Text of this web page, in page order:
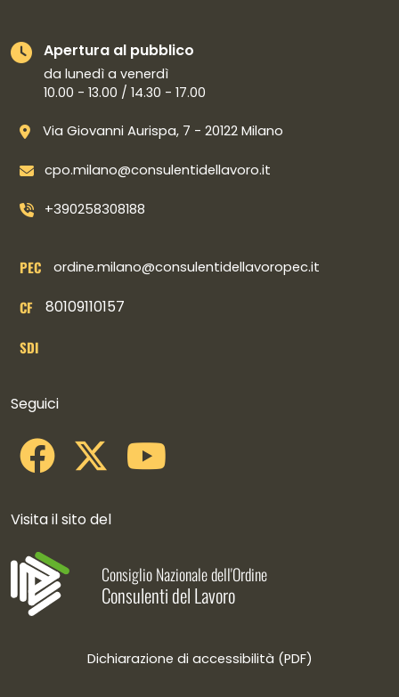
Apertura al pubblico
da lunedì a venerdì
10.00 - 13.00 / 14.30 - 17.00
Via Giovanni Aurispa, 7 - 20122 Milano
cpo.milano@consulentidellavoro.it
+390258308188
PEC ordine.milano@consulentidellavoropec.it
CF 80109110157
SDI
Seguici
Visita il sito del
Consiglio Nazionale dell'Ordine
Consulenti del Lavoro
Dichiarazione di accessibilità (PDF)